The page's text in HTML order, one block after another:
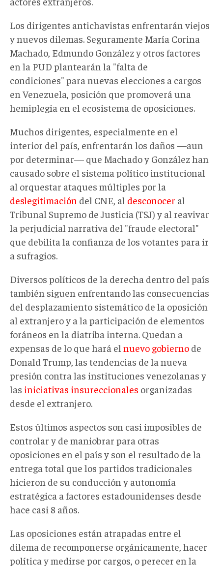
Los dirigentes antichavistas enfrentarán viejos
y nuevos dilemas. Seguramente María Corina
Machado, Edmundo González y otros factores
en la PUD plantearán la "falta de
condiciones" para nuevas elecciones a cargos
en Venezuela, posición que promoverá una
hemiplegia en el ecosistema de oposiciones.
Muchos dirigentes, especialmente en el
interior del país, enfrentarán los daños —aun
por determinar— que Machado y González han
causado sobre el sistema político institucional
al orquestar ataques múltiples por la
deslegitimación del CNE, al desconocer al
Tribunal Supremo de Justicia (TSJ) y al reavivar
la perjudicial narrativa del "fraude electoral"
que debilita la confianza de los votantes para ir
a sufragios.
Diversos políticos de la derecha dentro del país
también siguen enfrentando las consecuencias
del desplazamiento sistemático de la oposición
al extranjero y a la participación de elementos
foráneos en la diatriba interna. Quedan a
expensas de lo que hará el nuevo gobierno de
Donald Trump, las tendencias de la nueva
presión contra las instituciones venezolanas y
las iniciativas insureccionales organizadas
desde el extranjero.
Estos últimos aspectos son casi imposibles de
controlar y de maniobrar para otras
oposiciones en el país y son el resultado de la
entrega total que los partidos tradicionales
hicieron de su conducción y autonomía
estratégica a factores estadounidenses desde
hace casi 8 años.
Las oposiciones están atrapadas entre el
dilema de recomponerse orgánicamente, hacer
política y medirse por cargos, o perecer en la